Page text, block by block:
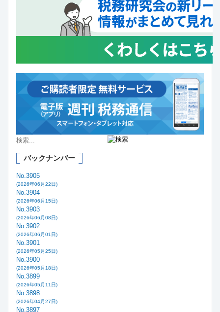
バックナンバー
No.3905
(2026年06月22日)
No.3904
(2026年06月15日)
No.3903
(2026年06月08日)
No.3902
(2026年06月01日)
No.3901
(2026年05月25日)
No.3900
(2026年05月18日)
No.3899
(2026年05月11日)
No.3898
(2026年04月27日)
No.3897